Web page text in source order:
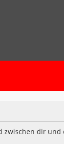
zwischen dir